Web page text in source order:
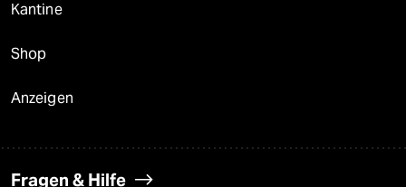
Kantine
Shop
Anzeigen
Fragen & Hilfe